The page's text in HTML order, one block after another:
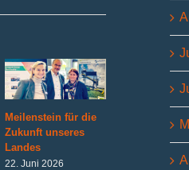
Meilenstein für die
Zukunft unseres
Landes
22. Juni 2026
der